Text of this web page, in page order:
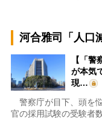
河合雅司「人口
【「
が本気
現…
警察庁が目下、頭を
官の採用試験の受験者